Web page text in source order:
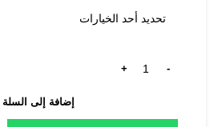
إضافة إلى السلة